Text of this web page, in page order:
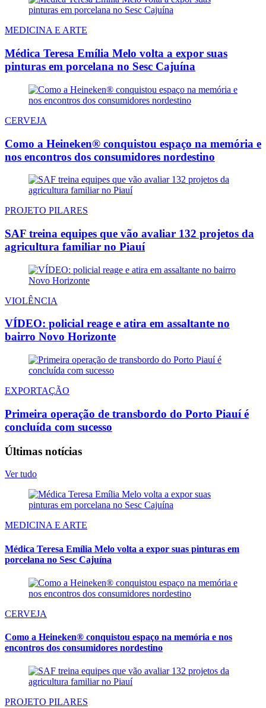
MEDICINA E ARTE
Médica Teresa Emília Melo volta a expor suas
pinturas em porcelana no Sesc Cajuína
CERVEJA
Como a Heineken® conquistou espaço na memória e
nos encontros dos consumidores nordestino
PROJETO PILARES
SAF treina equipes que vão avaliar 132 projetos da
agricultura familiar no Piauí
VIOLÊNCIA
VÍDEO: policial reage e atira em assaltante no
bairro Novo Horizonte
EXPORTAÇÃO
Primeira operação de transbordo do Porto Piauí é
concluída com sucesso
Últimas notícias
Ver tudo
MEDICINA E ARTE
Médica Teresa Emília Melo volta a expor suas pinturas em
porcelana no Sesc Cajuína
CERVEJA
Como a Heineken® conquistou espaço na memória e nos
encontros dos consumidores nordestino
PROJETO PILARES